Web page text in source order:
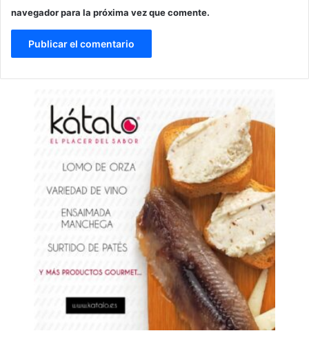
navegador para la próxima vez que comente.